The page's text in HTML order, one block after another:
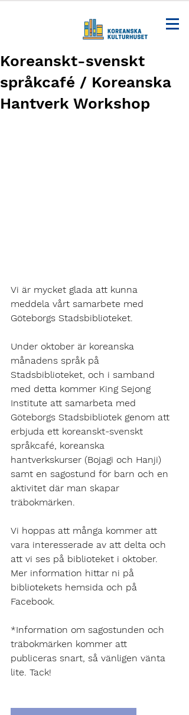
Koreanskt-svenskt
språkcafé / Koreanska
Hantverk Workshop
Vi är mycket glada att kunna
meddela vårt samarbete med
Göteborgs Stadsbiblioteket.
Under oktober är koreanska
månadens språk på
Stadsbiblioteket, och i samband
med detta kommer King Sejong
Institute att samarbeta med
Göteborgs Stadsbibliotek genom att
erbjuda ett koreanskt-svenskt
språkcafé, koreanska
hantverkskurser (Bojagi och Hanji)
samt en sagostund för barn och en
aktivitet där man skapar
träbokmärken.
Vi hoppas att många kommer att
vara interesserade av att delta och
att vi ses på biblioteket i oktober.
Mer information hittar ni på
bibliotekets hemsida och på
Facebook.
*Information om sagostunden och
träbokmärken kommer att
publiceras snart, så vänligen vänta
lite. Tack!